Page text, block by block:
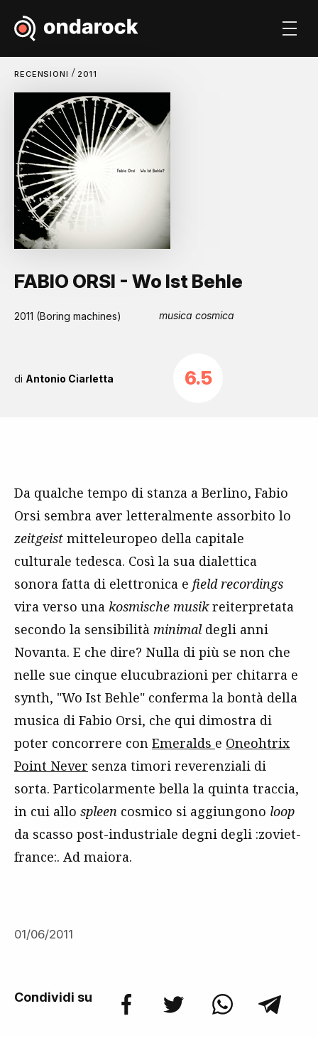
RECENSIONI / 2011
FABIO ORSI - Wo Ist Behle
2011 (Boring machines) musica cosmica
di Antonio Ciarletta 6.5
Da qualche tempo di stanza a Berlino, Fabio
Orsi sembra aver letteralmente assorbito lo
zeitgeist mitteleuropeo della capitale
culturale tedesca. Così la sua dialettica
sonora fatta di elettronica e field recordings
vira verso una kosmische musikreiterpretata
secondo la sensibilità minimaldegli anni
Novanta. E che dire? Nulla di più se non che
nelle sue cinque elucubrazioni per chitarra e
synth, "Wo Ist Behle" conferma la bontà della
musica di Fabio Orsi, che qui dimostra di
poter concorrere con Emeralds e Oneohtrix
Point Never senza timori reverenziali di
sorta. Particolarmente bella la quinta traccia,
in cui allo spleen cosmico si aggiungono loop
da scasso post-industriale degni degli :zoviet-
france:. Ad maiora.
01/06/2011
Condividi su